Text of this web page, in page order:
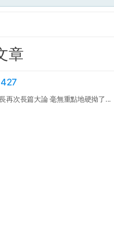
章
再次長篇大論 毫無重點地硬拗了...